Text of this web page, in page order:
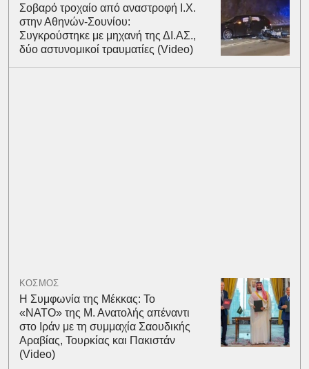
Σοβαρό τροχαίο από αναστροφή Ι.Χ.
στην Αθηνών-Σουνίου:
Συγκρούστηκε με μηχανή της ΔΙ.ΑΣ.,
δύο αστυνομικοί τραυματίες (Video)
ΚΟΣΜΟΣ
Η Συμφωνία της Μέκκας: Το
«ΝΑΤΟ» της Μ. Ανατολής απέναντι
στο Ιράν με τη συμμαχία Σαουδικής
Αραβίας, Τουρκίας και Πακιστάν
(Video)